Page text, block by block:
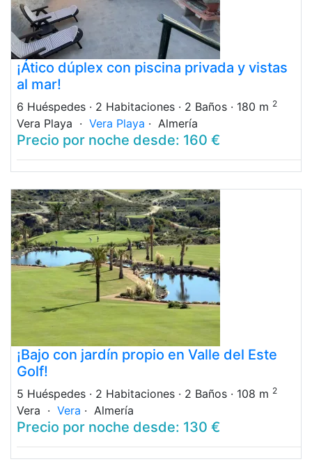
¡Ático dúplex con piscina privada y vistas
al mar!
6 Huéspedes · 2 Habitaciones · 2 Baños · 180 m 2
Vera Playa · Vera Playa · Almería
Precio por noche desde: 160 €
¡Bajo con jardín propio en Valle del Este
Golf!
5 Huéspedes · 2 Habitaciones · 2 Baños · 108 m 2
Vera · Vera · Almería
Precio por noche desde: 130 €